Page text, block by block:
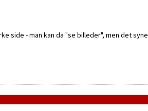
side - man kan da "se billeder", men det syne